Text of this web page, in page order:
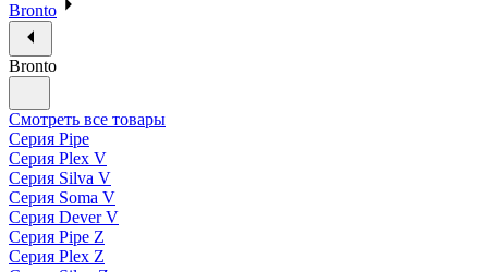
Bronto
Bronto
Смотреть все товары
Серия Pipe
Серия Plex V
Серия Silva V
Серия Soma V
Серия Dever V
Серия Pipe Z
Серия Plex Z